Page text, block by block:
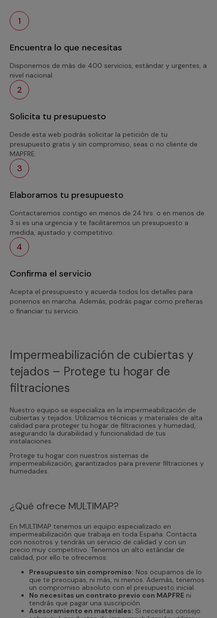
1
Encuentra lo que necesitas
Disponemos de más de 400 servicios, estándar y urgentes, a
nivel nacional.
2
Solicita tu presupuesto
Desde esta web podrás solicitar la petición de tu
presupuesto gratis y sin compromiso, seas o no cliente de
MAPFRE.
3
Elaboramos tu presupuesto
Contactaremos contigo en menos de 24 hrs. o en menos de
3 si es una urgencia y te facilitaremos un presupuesto a
medida, ajustado y competitivo.
4
Confirma el servicio
Acepta el presupuesto y acuerda todos los detalles para
ponernos en marcha. Además, podrás pagar como prefieras
o financiar tu servicio.
Impermeabilización de cubiertas y
tejados – Protege tu hogar de
filtraciones
Nuestro equipo se especializa en la impermeabilización de
cubiertas y tejados. Utilizamos técnicas y materiales de alta
calidad para proteger tu hogar de filtraciones y humedad,
asegurando la durabilidad y funcionalidad de tus
instalaciones.
Protege tu hogar con nuestros sistemas de
impermeabilización, garantizados para prevenir filtraciones y
humedades.
¿Qué ofrece MULTIMAP?
En MULTIMAP tenemos un equipo especializado en
impermeabilización que trabaja en toda España. Contacta
con nosotros y tendrás un servicio de calidad y con un
precio muy competitivo. Tenemos un alto estándar de
calidad, por ello te ofrecemos:
Presupuesto sin compromiso: Nos ocupamos de lo
que te preocupas, ni más, ni menos. Además, tenemos
un compromiso absoluto con el presupuesto inicial.
No necesitas un contrato previo con MAPFRE ni
tendrás que pagar una suscripción.
Asesoramiento en materiales: Si necesitas consejo